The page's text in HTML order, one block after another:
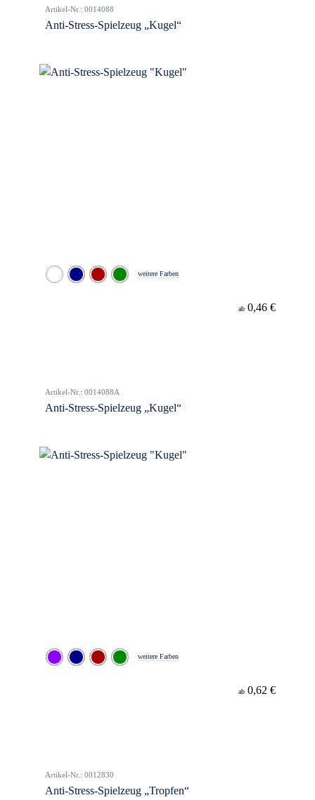
Artikel-Nr.: 0014088
Anti-Stress-Spielzeug „Kugel“
weitere Farben
ab 0,46 €
Artikel-Nr.: 0014088A
Anti-Stress-Spielzeug „Kugel“
weitere Farben
ab 0,62 €
Artikel-Nr.: 0012830
Anti-Stress-Spielzeug „Tropfen“